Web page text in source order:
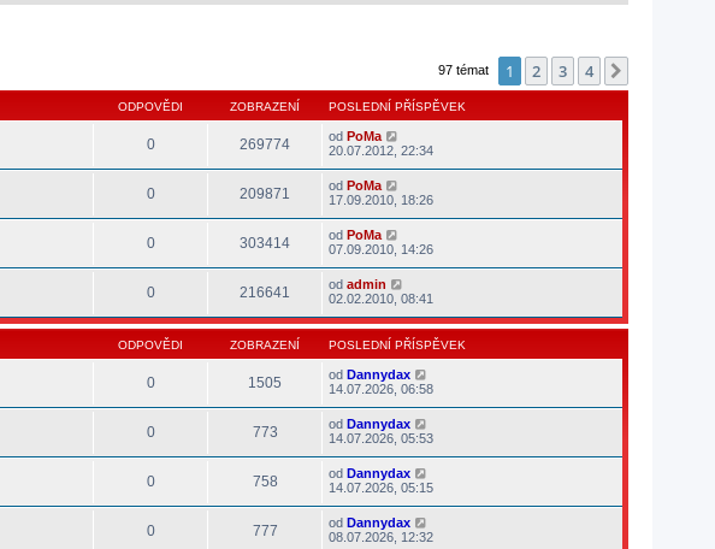
97 témat 1 2 3 4
ODPOVĚDI ZOBRAZENÍ POSLEDNÍ PŘÍSPĚVEK
0 269774 od PoMa
20.07.2012, 22:34
0 209871 od PoMa
17.09.2010, 18:26
0 303414 od PoMa
07.09.2010, 14:26
0 216641 od admin
02.02.2010, 08:41
ODPOVĚDI ZOBRAZENÍ POSLEDNÍ PŘÍSPĚVEK
0 1505 od Dannydax
14.07.2026, 06:58
0 773 od Dannydax
14.07.2026, 05:53
0 758 od Dannydax
14.07.2026, 05:15
0 777 od Dannydax
08.07.2026, 12:32